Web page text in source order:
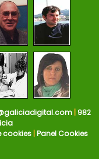
| 982
cookies Panel Cookies